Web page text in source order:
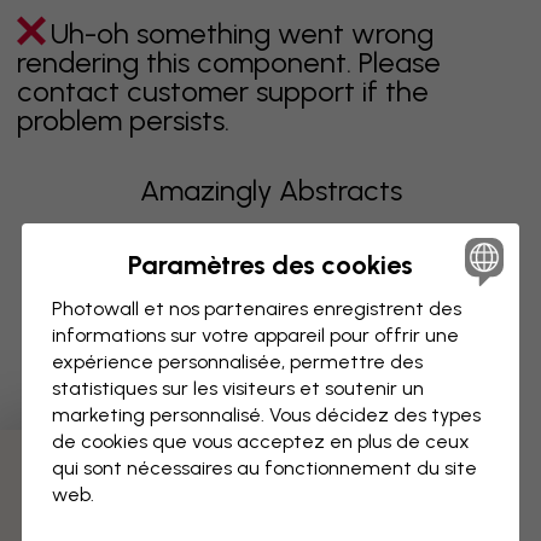
Uh-oh something went wrong
rendering this component. Please
contact customer support if the
problem persists.
Amazingly Abstracts
Produits de la collection
Uh-oh something went wrong
rendering this component. Please
contact customer support if the
problem persists.
Paramètres des cookies
Photowall et nos partenaires enregistrent des
informations sur votre appareil pour offrir une
expérience personnalisée, permettre des
statistiques sur les visiteurs et soutenir un
marketing personnalisé. Vous décidez des types
de cookies que vous acceptez en plus de ceux
qui sont nécessaires au fonctionnement du site
web.